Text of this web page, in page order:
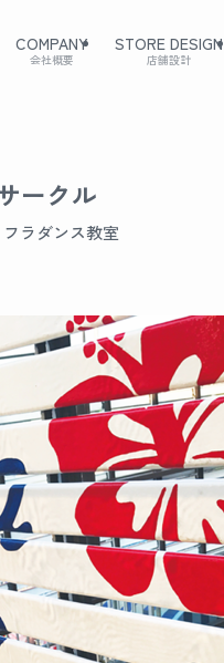
COMPANY
会社概要
STORE DESIGN
店舗設計
ークル
ラダンス教室